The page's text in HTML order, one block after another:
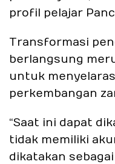
profil pelajar
Transformasi
berlangsung
untuk
perkembangan
“Saat ini dapat
tidak memiliki
dikatakan